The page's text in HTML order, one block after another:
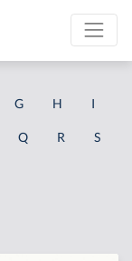
G H I
Q R S